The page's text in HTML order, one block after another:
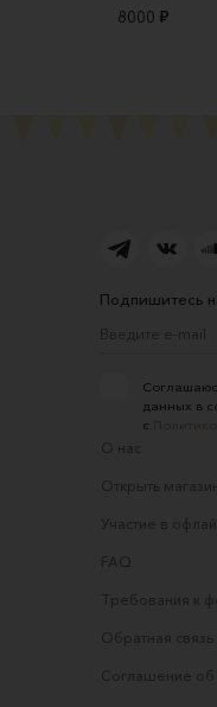
8000 ₽
Подпишитесь
данных в
с
О нас
Открыть
Участие в
FAQ
Требования к
Обратная связь
Соглашение об